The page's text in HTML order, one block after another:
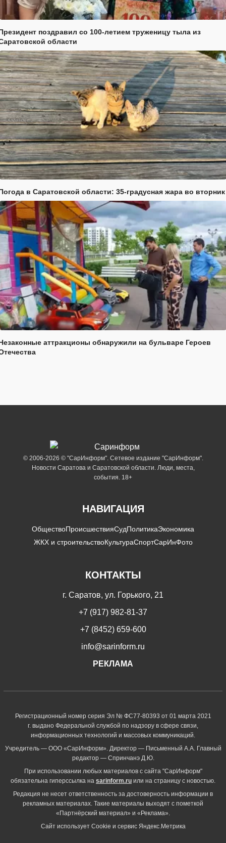
поздравил со 100-летием труженицу тыла из
области
в Саратовской области: 35-градусная жара во вторник
аттракционы обнаружили на бульваре Героев
© 2006-2026 © "СарИнформ". Сетевое издание "СарИнформ".
Новости Саратова и Саратовской области. Люди, места,
события. 18+
НАВИГАЦИЯ
ОбществоПроисшествияСудПолитикаЭкономика
ЖКХ и строительствоКультураСпортСарИнФото
КОНТАКТЫ
г. Саратов, ул. Горького, 21
+7 (917) 982-81-37
+7 (8452) 659-600
info@sarinform.ru
РЕКЛАМА
Регистрационный номер серия Эл № ФС77-80393 от 01 марта 2021
г. выдано Федеральной службой по надзору в сфере связи,
информационных технологий и массовых коммуникаций.
Учредитель — ООО «СарИнформ». Директор — Письменный А.А. Главный
редактор — Спринчанэ Д.Ю.
При использовании любых материалов с сайта "СарИнформ"
обязательна гиперссылка на sarinform.ru или на страницу с новостью.
Редакция не несет ответственность за достоверность информации в
рекламных материалах. Такие материалы выходят с пометкой
«Партнёрский материал» и «Реклама».
Сайт использует Cookie и сервиc Яндекс.Метрика